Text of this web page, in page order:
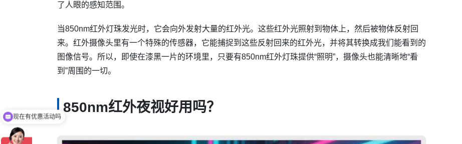
了人眼的感知范围。
当850nm红外灯珠发光时，它会向外发射大量的红外光。这些红外光照射到物体上，然后被物体反射回
来。红外摄像头里有一个特殊的传感器，它能捕捉到这些反射回来的红外光，并将其转换成我们能看到的
图像信号。所以，即使在漆黑一片的环境里，只要有850nm红外灯珠提供“照明”，摄像头也能清晰地“看
到”周围的一切。
850nm红外夜视好用吗？
现在有优惠活动吗